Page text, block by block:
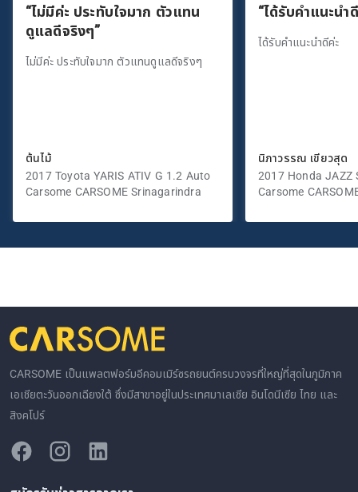
“ไม่มีค่ะ ประทับใจมาก ตัวแทน
ดูแลดีจริงๆ”
ไม่มีค่ะ ประทับใจมาก ตัวแทนดูแลดีจริงๆ
ต้นไม้
2017 Toyota YARIS ATIV G 1.2 Auto
Carsome CARSOME Srinagarindra
“ได้รับคำแนะนำ
ได้รับคำแนะนำดีค่ะ
นิภาวรรณ เขียวสุด
2017 Honda JAZZ
Carsome
CARSOME เป็นแพลตฟอร์มอีคอมเมิร์ซรถยนต์ครบวงจรที่ใหญ่ที่สุดในภูมิภาค
เอเชียตะวันออกเฉียงใต้ ซึ่งมีสาขาอยู่ในประเทศมาเลเซีย อินโดนีเซีย ไทย และ
สิงคโปร์